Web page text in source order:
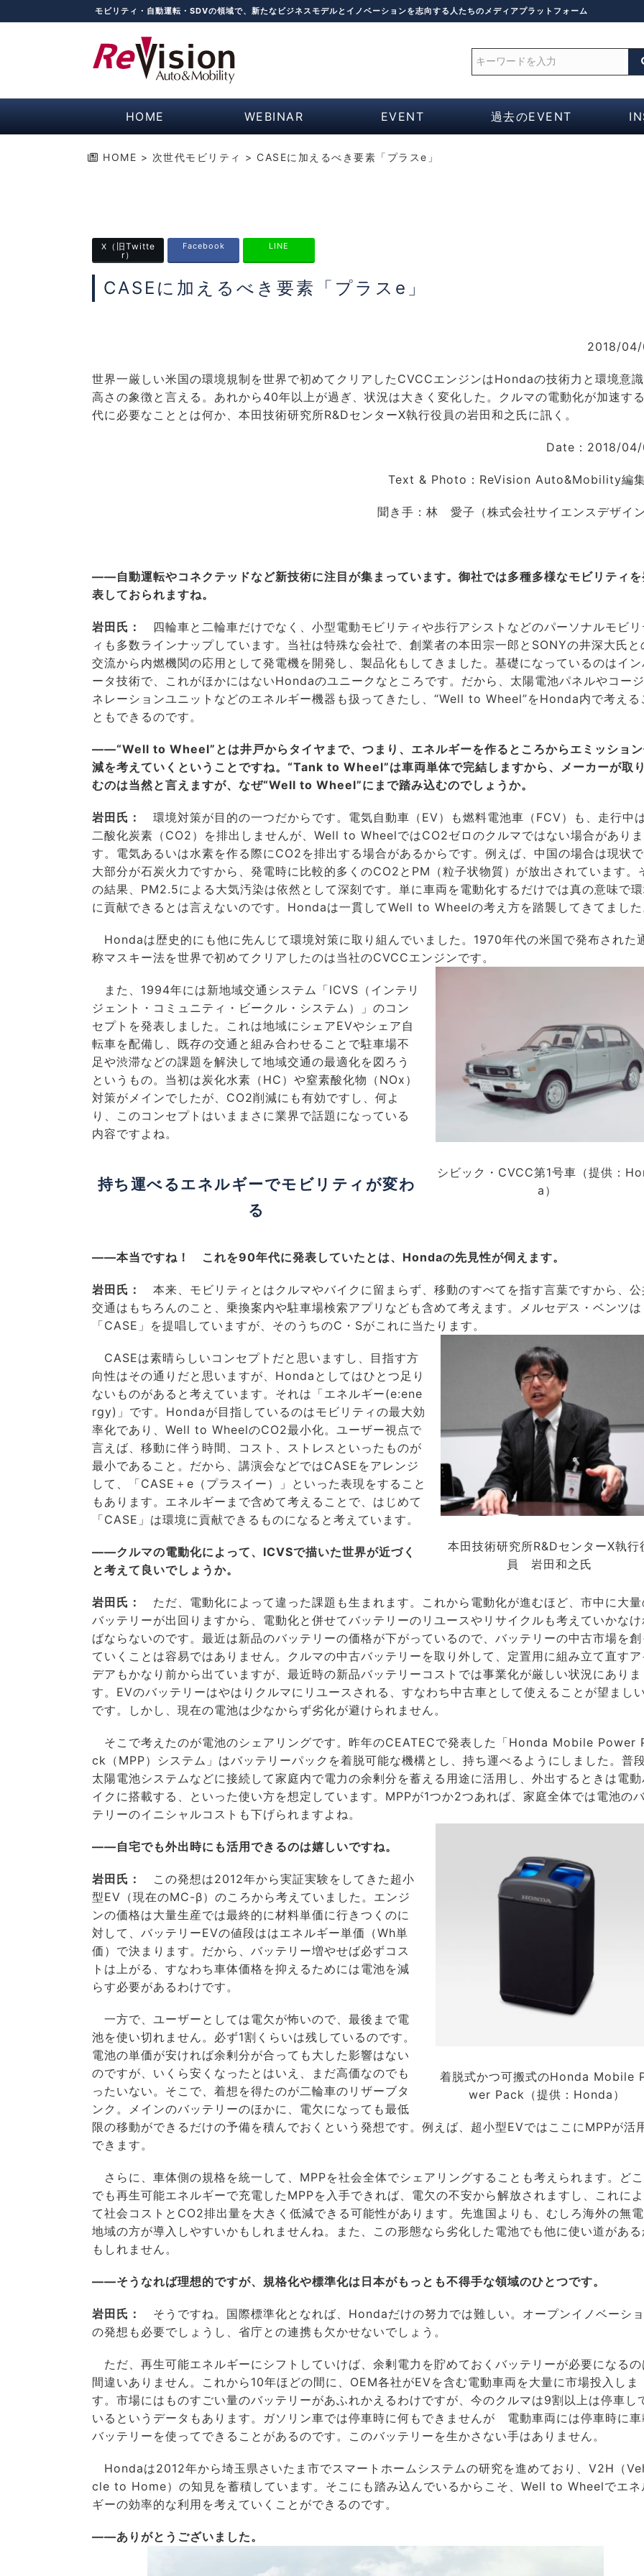
モビリティ・自動運転・SDVの領域で、新たなビジネスモデルとイノベーションを志向する人たちのメディアプラットフォーム
HOME WEBINAR EVENT 過去のEVENT
HOME > 次世代モビリティ > CASEに加えるべき要素「プラスe」
X （旧Twitte
r）
Facebook LINE
CASEに加えるべき要素「プラスe」
2018/
世界一厳しい米国の環境規制を世界で初めてクリアしたCVCCエンジンはHondaの技術力と環境意
高さの象徴と言える。あれから40年以上が過ぎ、状況は大きく変化した。クルマの電動化が加速す
代に必要なこととは何か、本田技術研究所R&DセンターX執行役員の岩田和之氏に訊く。
Date：2018/
Text & Photo：ReVision Auto&Mobility編
聞き手：林 愛子（株式会社サイエンスデザイン
――自動運転やコネクテッドなど新技術に注目が集まっています。御社では多種多様なモビリティを
表しておられますね。
岩田氏：
四輪車と二輪車だけでなく、小型電動モビリティや歩行アシストなどのパーソナルモビリ
ィも多数ラインナップしています。当社は特殊な会社で、創業者の本田宗一郎とSONYの井深大氏と
交流から内燃機関の応用として発電機を開発し、製品化もしてきました。基礎になっているのはイ
ータ技術で、これがほかにはないHondaのユニークなところです。だから、太陽電池パネルやコー
ネレーションユニットなどのエネルギー機器も扱ってきたし、“Well to Wheel”をHonda内で考える
ともできるのです。
――“Well to Wheel”とは井戸からタイヤまで、つまり、エネルギーを作るところからエミッショ
減を考えていくということですね。“Tank to Wheel”は車両単体で完結しますから、メーカーが取
むのは当然と言えますが、なぜ“Well to Wheel”にまで踏み込むのでしょうか。
岩田氏：
環境対策が目的の一つだからです。電気自動車（EV）も燃料電池車（FCV）も、走行中
二酸化炭素（CO2）を排出しませんが、Well to WheelではCO2ゼロのクルマではない場合がありま
す。電気あるいは水素を作る際にCO2を排出する場合があるからです。例えば、中国の場合は現状
大部分が石炭火力ですから、発電時に比較的多くのCO2とPM（粒子状物質）が放出されています。
の結果、PM2.5による大気汚染は依然として深刻です。単に車両を電動化するだけでは真の意味で
に貢献できるとは言えないのです。Hondaは一貫してWell to Wheelの考え方を踏襲してきてました
Hondaは歴史的にも他に先んじて環境対策に取り組んでいました。1970年代の米国で発布された
称マスキー法を世界で初めてクリアしたのは当社のCVCCエンジンです。
シビック・CVCC第1号車（提供：
a）
また、1994年には新地域交通システム「ICVS（インテリ
ジェント・コミュニティ・ビークル・システム）」のコン
セプトを発表しました。これは地域にシェアEVやシェア自
転車を配備し、既存の交通と組み合わせることで駐車場不
足や渋滞などの課題を解決して地域交通の最適化を図ろう
というもの。当初は炭化水素（HC）や窒素酸化物（NOx）
対策がメインでしたが、CO2削減にも有効ですし、何よ
り、このコンセプトはいままさに業界で話題になっている
内容ですよね。
持ち運べるエネルギーでモビリティが変わ
る
――本当ですね！ これを90年代に発表していたとは、Hondaの先見性が伺えます。
岩田氏：
本来、モビリティとはクルマやバイクに留まらず、移動のすべてを指す言葉ですから、公
交通はもちろんのこと、乗換案内や駐車場検索アプリなども含めて考えます。メルセデス・ベンツは
「CASE」を提唱していますが、そのうちのC・Sがこれに当たります。
本田技術研究所R&DセンターX執行
員 岩田和之氏
CASEは素晴らしいコンセプトだと思いますし、目指す方
向性はその通りだと思いますが、Hondaとしてはひとつ足り
ないものがあると考えています。それは「エネルギー(e:ene
rgy)」です。Hondaが目指しているのはモビリティの最大効
率化であり、Well to WheelのCO2最小化。ユーザー視点で
言えば、移動に伴う時間、コスト、ストレスといったものが
最小であること。だから、講演会などではCASEをアレンジ
して、「CASE＋e（プラスイー）」といった表現をすること
もあります。エネルギーまで含めて考えることで、はじめて
「CASE」は環境に貢献できるものになると考えています。
――クルマの電動化によって、ICVSで描いた世界が近づく
と考えて良いでしょうか。
岩田氏：
ただ、電動化によって違った課題も生まれます。これから電動化が進むほど、市中に大量
バッテリーが出回りますから、電動化と併せてバッテリーのリユースやリサイクルも考えていかなけ
ばならないのです。最近は新品のバッテリーの価格が下がっているので、バッテリーの中古市場を創
ていくことは容易ではありません。クルマの中古バッテリーを取り外して、定置用に組み立て直すア
デアもかなり前から出ていますが、最近時の新品バッテリーコストでは事業化が厳しい状況にありま
す。EVのバッテリーはやはりクルマにリユースされる、すなわち中古車として使えることが望まし
です。しかし、現在の電池は少なからず劣化が避けられません。
そこで考えたのが電池のシェアリングです。昨年のCEATECで発表した「Honda Mobile Power
ck（MPP）システム」はバッテリーパックを着脱可能な機構とし、持ち運べるようにしました。普
太陽電池システムなどに接続して家庭内で電力の余剰分を蓄える用途に活用し、外出するときは電
イクに搭載する、といった使い方を想定しています。MPPが1つか2つあれば、家庭全体では電池の
テリーのイニシャルコストも下げられますよね。
着脱式かつ可搬式のHonda Mobile
wer Pack（提供：Honda）
――自宅でも外出時にも活用できるのは嬉しいですね。
岩田氏：
この発想は2012年から実証実験をしてきた超小
型EV（現在のMC-β）のころから考えていました。エンジ
ンの価格は大量生産では最終的に材料単価に行きつくのに
対して、バッテリーEVの値段ははエネルギー単価（Wh単
価）で決まります。だから、バッテリー増やせば必ずコス
トは上がる、すなわち車体価格を抑えるためには電池を減
らす必要があるわけです。
一方で、ユーザーとしては電欠が怖いので、最後まで電
池を使い切れません。必ず1割くらいは残しているのです。
電池の単価が安ければ余剰分が合っても大した影響はない
のですが、いくら安くなったとはいえ、まだ高価なのでも
ったいない。そこで、着想を得たのが二輪車のリザーブタ
ンク。メインのバッテリーのほかに、電欠になっても最低
限の移動ができるだけの予備を積んでおくという発想です。例えば、超小型EVではここにMPPが活
できます。
さらに、車体側の規格を統一して、MPPを社会全体でシェアリングすることも考えられます。ど
でも再生可能エネルギーで充電したMPPを入手できれば、電欠の不安から解放されますし、これに
て社会コストとCO2排出量を大きく低減できる可能性があります。先進国よりも、むしろ海外の無
地域の方が導入しやすいかもしれませんね。また、この形態なら劣化した電池でも他に使い道がある
もしれません。
――そうなれば理想的ですが、規格化や標準化は日本がもっとも不得手な領域のひとつです。
岩田氏：
そうですね。国際標準化となれば、Hondaだけの努力では難しい。オープンイノベーシ
の発想も必要でしょうし、省庁との連携も欠かせないでしょう。
ただ、再生可能エネルギーにシフトしていけば、余剰電力を貯めておくバッテリーが必要になるの
間違いありません。これから10年ほどの間に、OEM各社がEVを含む電動車両を大量に市場投入しま
す。市場にはものすごい量のバッテリーがあふれかえるわけですが、今のクルマは9割以上は停車し
いるというデータもあります。ガソリン車では停車時に何もできませんが 電動車両には停車時に車
バッテリーを使ってできることがあるのです。このバッテリーを生かさない手はありません。
Hondaは2012年から埼玉県さいたま市でスマートホームシステムの研究を進めており、V2H（
cle to Home）の知見を蓄積しています。そこにも踏み込んでいるからこそ、Well to Wheelでエネ
ギーの効率的な利用を考えていくことができるのです。
――ありがとうございました。